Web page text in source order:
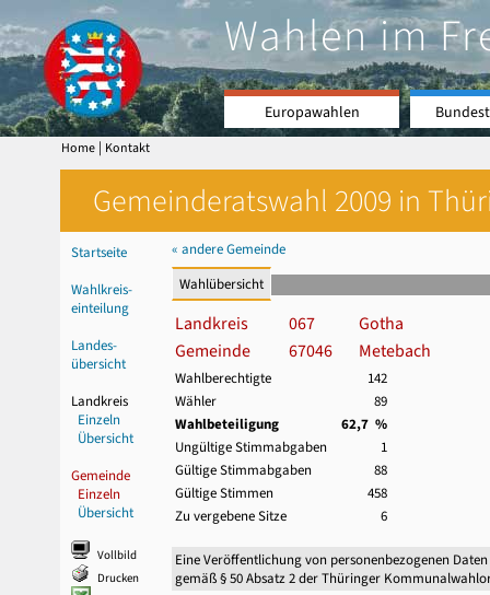
Wahlen im
Europawahlen
Home | Kontakt
Gemeinderatswahl 2009 in
Startseite
Wahlkreis-
einteilung
Landes-
übersicht
Landkreis
Einzeln
Übersicht
Gemeinde
Einzeln
Übersicht
Vollbild
Drucken
« andere Gemeinde
Wahlübersicht
Landkreis 067
Gotha
Gemeinde
67046 Metebach
Wahlberechtigte
142
Wähler
89
Wahlbeteiligung
62,7 %
Ungültige Stimmabgaben
1
Gültige Stimmabgaben
88
Gültige Stimmen
458
Zu vergebene Sitze
6
Eine Veröffentlichung von personenbezogenen
gemäß § 50 Absatz 2 der Thüringer